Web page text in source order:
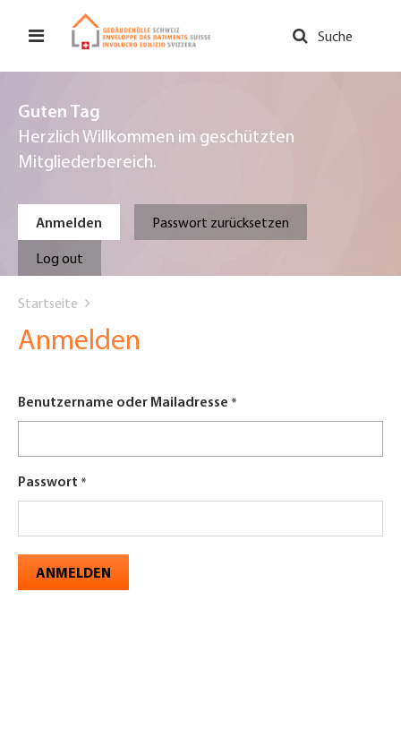
zum
Suche
Guten Tag
Herzlich Willkommen im geschützten
Mitgliederbereich.
Primary
tabs
Anmelden Passwort zurücksetzen
Log out
are
here
Startseite
Anmelden
Benutzername oder Mailadresse
Passwort
ANMELDEN